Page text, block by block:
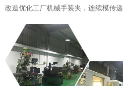
改造优化工厂机械手装夹，连续模传递